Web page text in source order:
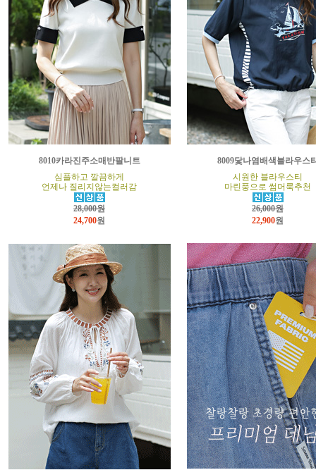
8010카라진주소매반팔니트
심플하고 깔끔하게
언제나 질리지않는컬러감
28,000원
24,700원
8009닻나염배색블라우스
시원한 블라우스티
마린풍으로 썸머룩추천
26,000원
22,900원